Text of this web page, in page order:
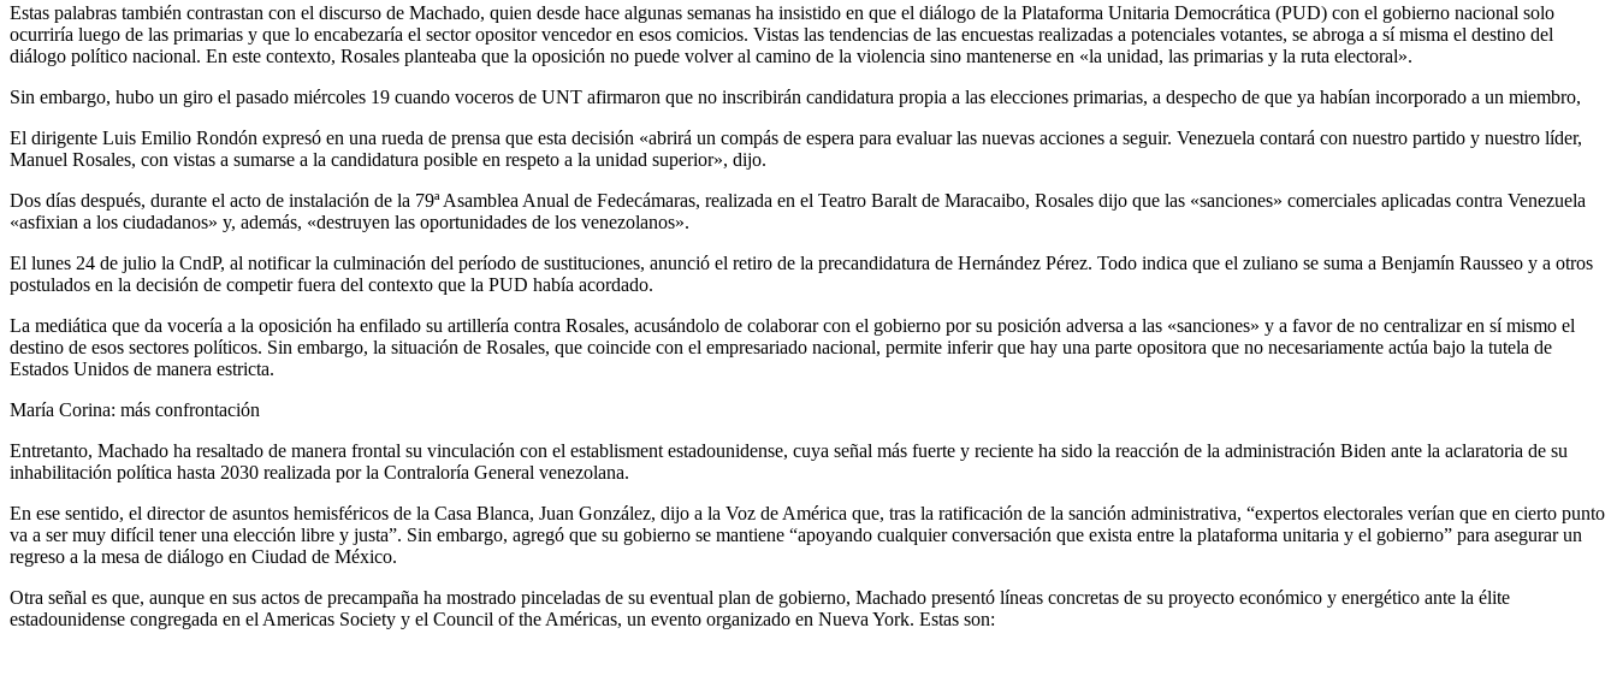
Estas palabras también contrastan con el discurso de Machado, quien desde hace algunas semanas ha insistido en que el diálogo de la Plataforma Unitaria Democrática (PUD) con el gobierno nacional solo
ocurriría luego de las primarias y que lo encabezaría el sector opositor vencedor en esos comicios. Vistas las tendencias de las encuestas realizadas a potenciales votantes, se abroga a sí misma el destino del
diálogo político nacional. En este contexto, Rosales planteaba que la oposición no puede volver al camino de la violencia sino mantenerse en «la unidad, las primarias y la ruta electoral».
Sin embargo, hubo un giro el pasado miércoles 19 cuando voceros de UNT afirmaron que no inscribirán candidatura propia a las elecciones primarias, a despecho de que ya habían incorporado a un miembro,
El dirigente Luis Emilio Rondón expresó en una rueda de prensa que esta decisión «abrirá un compás de espera para evaluar las nuevas acciones a seguir. Venezuela contará con nuestro partido y nuestro líder,
Manuel Rosales, con vistas a sumarse a la candidatura posible en respeto a la unidad superior», dijo.
Dos días después, durante el acto de instalación de la 79ª Asamblea Anual de Fedecámaras, realizada en el Teatro Baralt de Maracaibo, Rosales dijo que las «sanciones» comerciales aplicadas contra Venezuela
«asfixian a los ciudadanos» y, además, «destruyen las oportunidades de los venezolanos».
El lunes 24 de julio la CndP, al notificar la culminación del período de sustituciones, anunció el retiro de la precandidatura de Hernández Pérez. Todo indica que el zuliano se suma a Benjamín Rausseo y a otros
postulados en la decisión de competir fuera del contexto que la PUD había acordado.
La mediática que da vocería a la oposición ha enfilado su artillería contra Rosales, acusándolo de colaborar con el gobierno por su posición adversa a las «sanciones» y a favor de no centralizar en sí mismo el
destino de esos sectores políticos. Sin embargo, la situación de Rosales, que coincide con el empresariado nacional, permite inferir que hay una parte opositora que no necesariamente actúa bajo la tutela de
Estados Unidos de manera estricta.
María Corina: más confrontación
Entretanto, Machado ha resaltado de manera frontal su vinculación con el establisment estadounidense, cuya señal más fuerte y reciente ha sido la reacción de la administración Biden ante la aclaratoria de su
inhabilitación política hasta 2030 realizada por la Contraloría General venezolana.
En ese sentido, el director de asuntos hemisféricos de la Casa Blanca, Juan González, dijo a la Voz de América que, tras la ratificación de la sanción administrativa, “expertos electorales verían que en cierto punto
va a ser muy difícil tener una elección libre y justa”. Sin embargo, agregó que su gobierno se mantiene “apoyando cualquier conversación que exista entre la plataforma unitaria y el gobierno” para asegurar un
regreso a la mesa de diálogo en Ciudad de México.
Otra señal es que, aunque en sus actos de precampaña ha mostrado pinceladas de su eventual plan de gobierno, Machado presentó líneas concretas de su proyecto económico y energético ante la élite
estadounidense congregada en el Americas Society y el Council of the Américas, un evento organizado en Nueva York. Estas son: